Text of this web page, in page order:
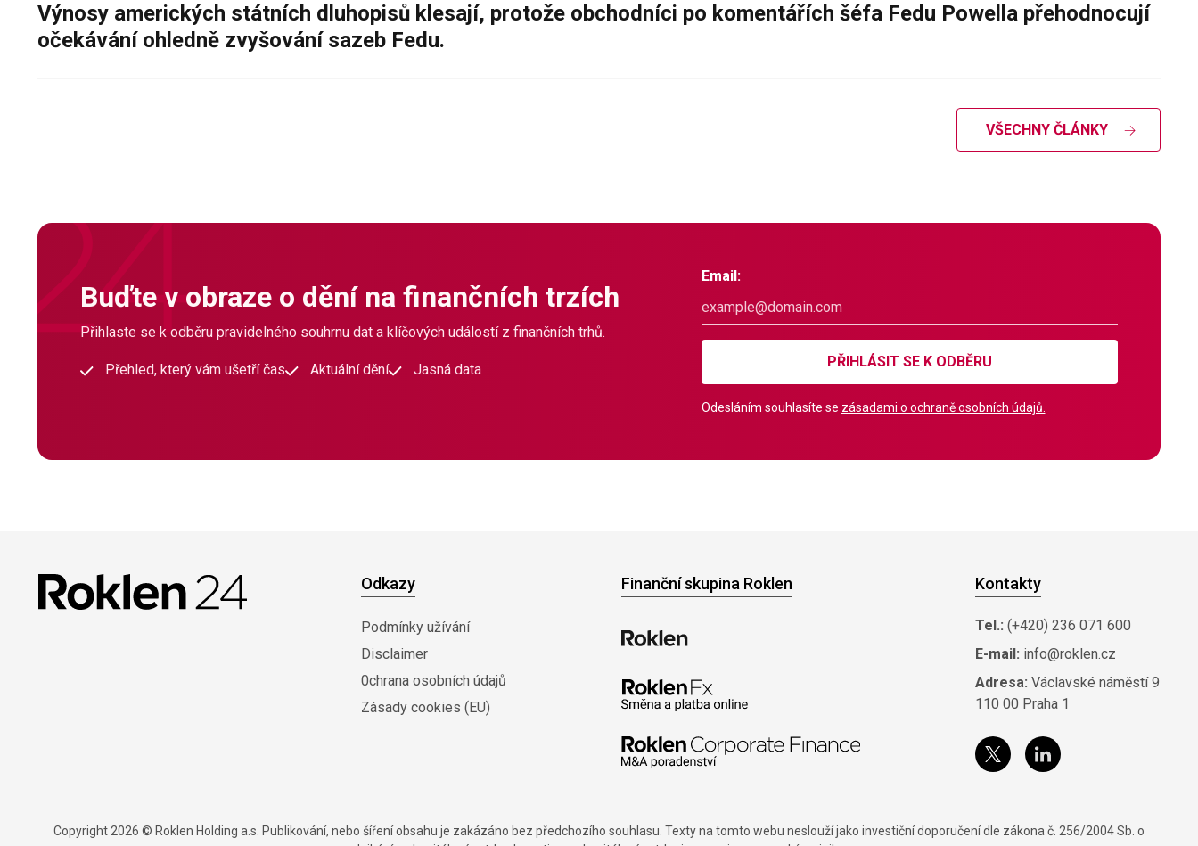
Výnosy amerických státních dluhopisů klesají, protože obchodníci po komentářích šéfa Fedu Powella přehodnocují
očekávání ohledně zvyšování sazeb Fedu.
VŠECHNY ČLÁNKY
Buďte v obraze o dění na finančních trzích
Přihlaste se k odběru pravidelného souhrnu dat a klíčových událostí z finančních trhů.
Přehled, který vám ušetří čas Aktuální dění Jasná data
Email:
PŘIHLÁSIT SE K ODBĚRU
Odesláním souhlasíte se zásadami o ochraně osobních údajů.
Odkazy
Podmínky užívání
Disclaimer
0chrana osobních údajů
Zásady cookies (EU)
Finanční skupina Roklen Kontakty
Tel.: (+420) 236 071 600
E-mail: info@roklen.cz
Adresa: Václavské náměstí 9
110 00 Praha 1
Copyright 2026 © Roklen Holding a.s. Publikování, nebo šíření obsahu je zakázáno bez předchozího souhlasu. Texty na tomto webu neslouží jako investiční doporučení dle zákona č. 256/2004 Sb. o